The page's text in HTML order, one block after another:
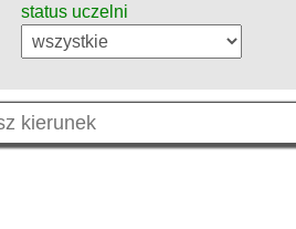
status uczelni